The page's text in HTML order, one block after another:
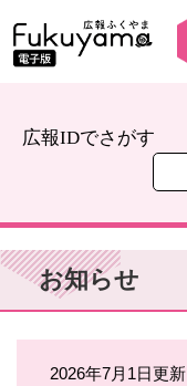
広報IDでさがす
お知らせ
2026年7月1日更新